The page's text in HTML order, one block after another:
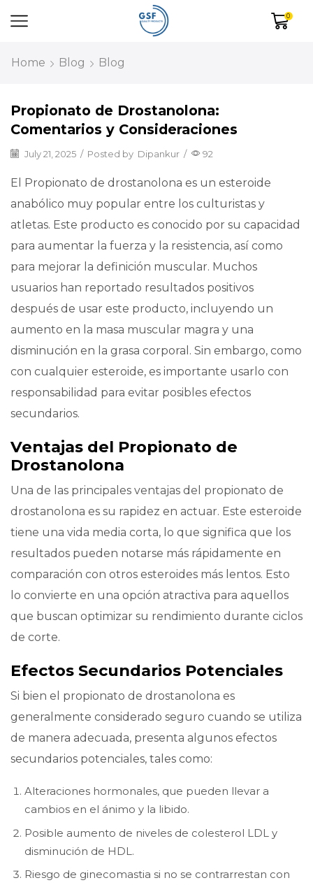
0
Home Blog Blog
Propionato de Drostanolona:
Comentarios y Consideraciones
July 21, 2025 / Posted by Dipankur / 92
El Propionato de drostanolona es un esteroide
anabólico muy popular entre los culturistas y
atletas. Este producto es conocido por su capacidad
para aumentar la fuerza y la resistencia, así como
para mejorar la definición muscular. Muchos
usuarios han reportado resultados positivos
después de usar este producto, incluyendo un
aumento en la masa muscular magra y una
disminución en la grasa corporal. Sin embargo, como
con cualquier esteroide, es importante usarlo con
responsabilidad para evitar posibles efectos
secundarios.
Ventajas del Propionato de
Drostanolona
Una de las principales ventajas del propionato de
drostanolona es su rapidez en actuar. Este esteroide
tiene una vida media corta, lo que significa que los
resultados pueden notarse más rápidamente en
comparación con otros esteroides más lentos. Esto
lo convierte en una opción atractiva para aquellos
que buscan optimizar su rendimiento durante ciclos
de corte.
Efectos Secundarios Potenciales
Si bien el propionato de drostanolona es
generalmente considerado seguro cuando se utiliza
de manera adecuada, presenta algunos efectos
secundarios potenciales, tales como:
Alteraciones hormonales, que pueden llevar a
cambios en el ánimo y la libido.
Posible aumento de niveles de colesterol LDL y
disminución de HDL.
Riesgo de ginecomastia si no se contrarrestan con